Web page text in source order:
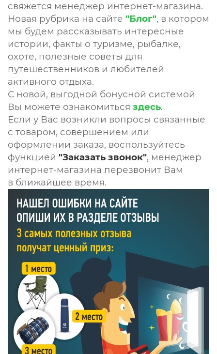
свяжется менеджер интернет-магазина.
Новая рубрика на сайте "Блог", в котором
мы будем рассказывать интересные
истории, факты о туризме, рыбалке,
охоте, полезные советы для
путешественников и любителей
активного отдыха.
С новой, выгодной бонусной системой
Вы можете ознакомиться здесь.
Если у Вас возникли вопросы связанные
с товаром, совершением или
оформлении заказа, воспользуйтесь
функцией "Заказать звонок", менеджер
интернет-магазина перезвонит Вам
в ближайшее время.